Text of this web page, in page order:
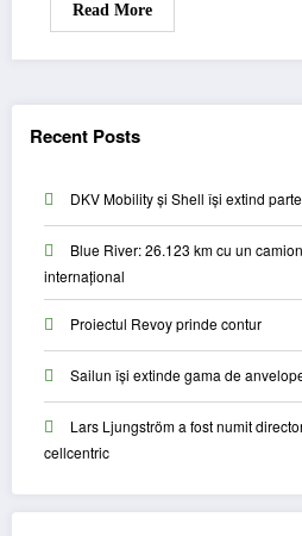
Read More
Recent Posts
DKV Mobility și Shell își extind
Blue River: 26.123 km cu un
internațional
Proiectul Revoy prinde contur
Sailun își extinde gama de
Lars Ljungström a fost numit
cellcentric